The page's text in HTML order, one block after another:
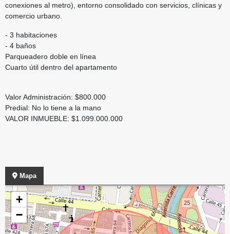
conexiones al metro), entorno consolidado con servicios, clínicas y
comercio urbano.
- 3 habitaciones
- 4 baños
Parqueadero doble en línea
Cuarto útil dentro del apartamento
Valor Administración: $800.000
Predial: No lo tiene a la mano
VALOR INMUEBLE: $1.099.000.000
Mapa
+
−